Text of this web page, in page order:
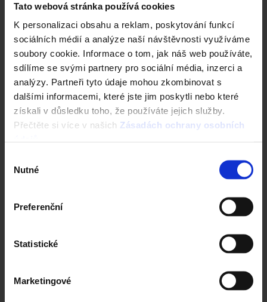
Tato webová stránka používá cookies
K personalizaci obsahu a reklam, poskytování funkcí
sociálních médií a analýze naší návštěvnosti využíváme
soubory cookie. Informace o tom, jak náš web používáte,
sdílíme se svými partnery pro sociální média, inzerci a
analýzy. Partneři tyto údaje mohou zkombinovat s
dalšími informacemi, které jste jim poskytli nebo které
získali v důsledku toho, že používáte jejich služby.
Přečtěte si více v našich Zásadách ochrany osobních
souhlasu
Nutné
Preferenční
Statistické
Marketingové
Porotherm
info@porotherm.cz
Tondach
info@tondach.cz